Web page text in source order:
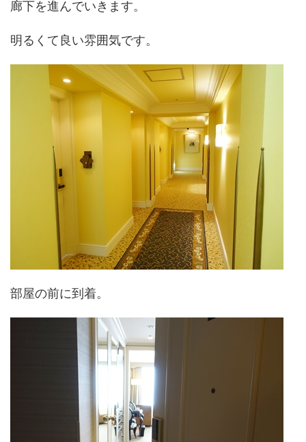
廊下を進んでいきます。
明るくて良い雰囲気です。
部屋の前に到着。